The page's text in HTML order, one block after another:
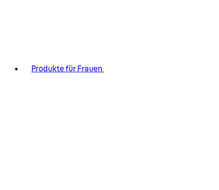
Produkte für Frauen